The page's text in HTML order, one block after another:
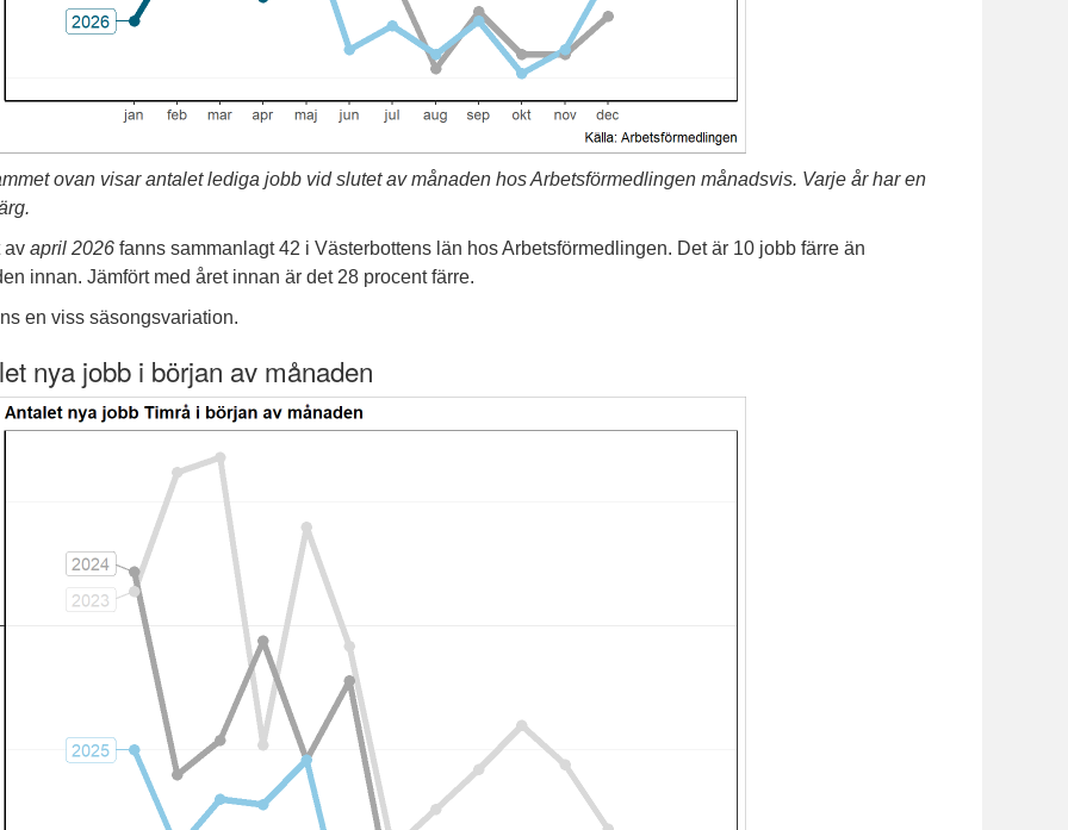
ovan visar antalet lediga jobb vid slutet av månaden hos Arbetsförmedlingen månadsvis. Varje år har en
av april 2026 fanns sammanlagt 42 i Västerbottens län hos Arbetsförmedlingen. Det är 10 jobb färre än
innan. Jämfört med året innan är det 28 procent färre.
en viss säsongsvariation.
nya jobb i början av månaden